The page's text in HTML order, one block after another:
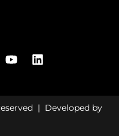
| Developed by